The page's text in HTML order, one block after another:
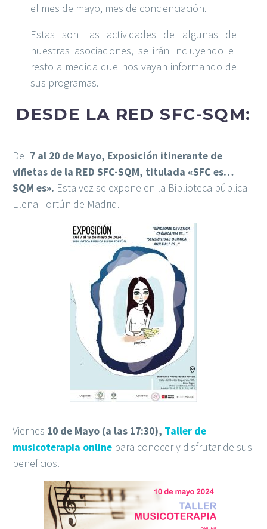
el mes de mayo, mes de concienciación.
Estas son las actividades de algunas de
nuestras asociaciones, se irán incluyendo el
resto a medida que nos vayan informando de
sus programas.
DESDE LA RED SFC-SQM:
Del 7 al 20 de Mayo, Exposición itinerante de
viñetas de la RED SFC-SQM, titulada «SFC es…
SQM es». Esta vez se expone en la Biblioteca pública
Elena Fortún de Madrid.
Viernes 10 de Mayo (a las 17:30), Taller de
musicoterapia online para conocer y disfrutar de sus
beneficios.